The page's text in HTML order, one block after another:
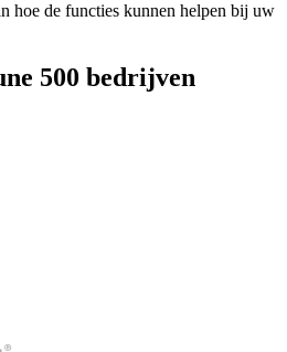
hoe de functies kunnen helpen bij uw
500 bedrijven